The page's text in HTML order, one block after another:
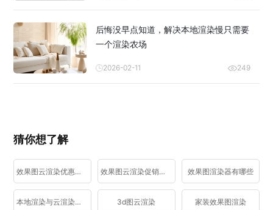
后悔没早点知道，解决本地渲染慢只需要
一个渲染农场
2026-02-11 249
猜你想了解
效果图云渲染优惠活动 效果图云渲染促销活动 效果图渲染器有哪些
本地渲染与云渲染区别 3d图云渲染 家装效果图渲染